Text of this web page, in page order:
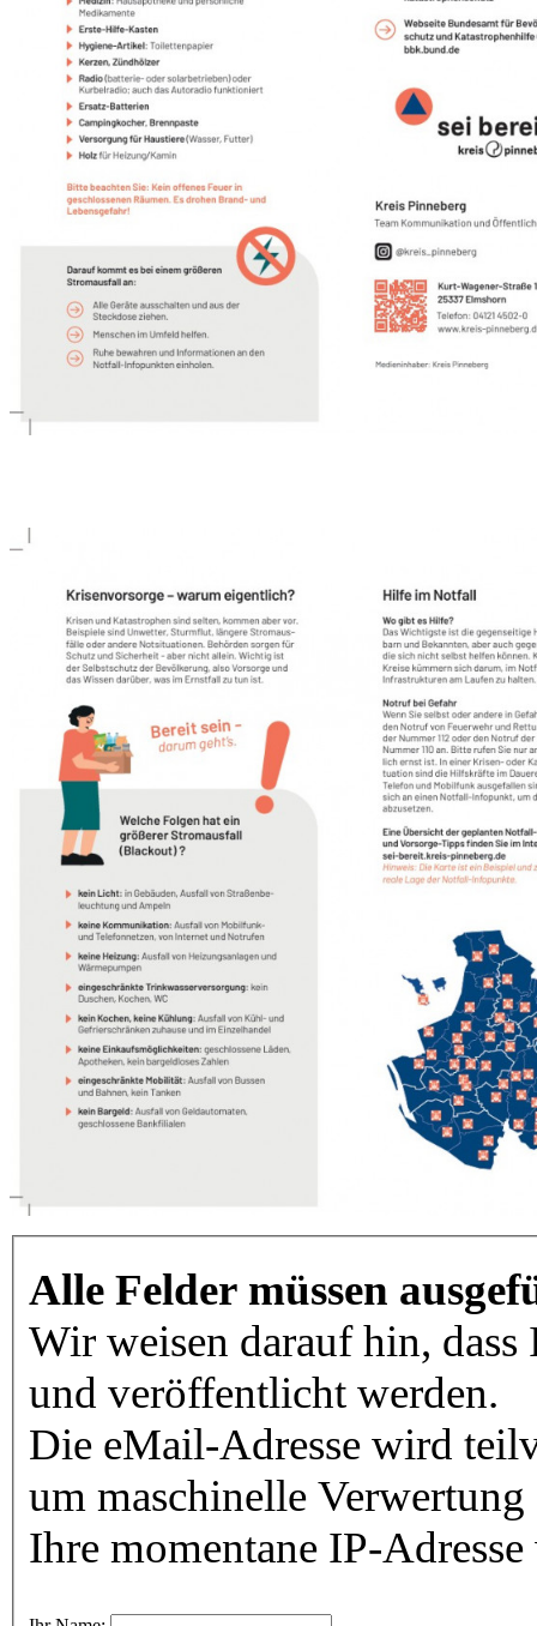
Alle Felder müssen
Wir weisen darauf hin,
und veröffentlicht werden.
Die eMail-Adresse wird
um maschinelle
Ihre momentane IP-